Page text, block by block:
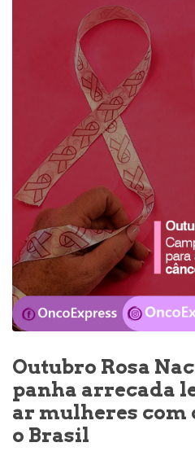
Outubro Rosa
panha arrecada
ar mulheres com
o Brasil